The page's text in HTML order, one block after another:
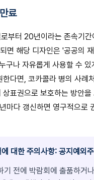
료
부터 20년이라는 존속기간
면 해당 디자인은 '공공의
구나 자유롭게 사용할 수 있
다면, 코카콜라 병의 사례
표권으로 보호하는 방안을
마다 갱신하면 영구적으로
대한 주의사항: 공지예외
기 전에 박람회에 출품하거